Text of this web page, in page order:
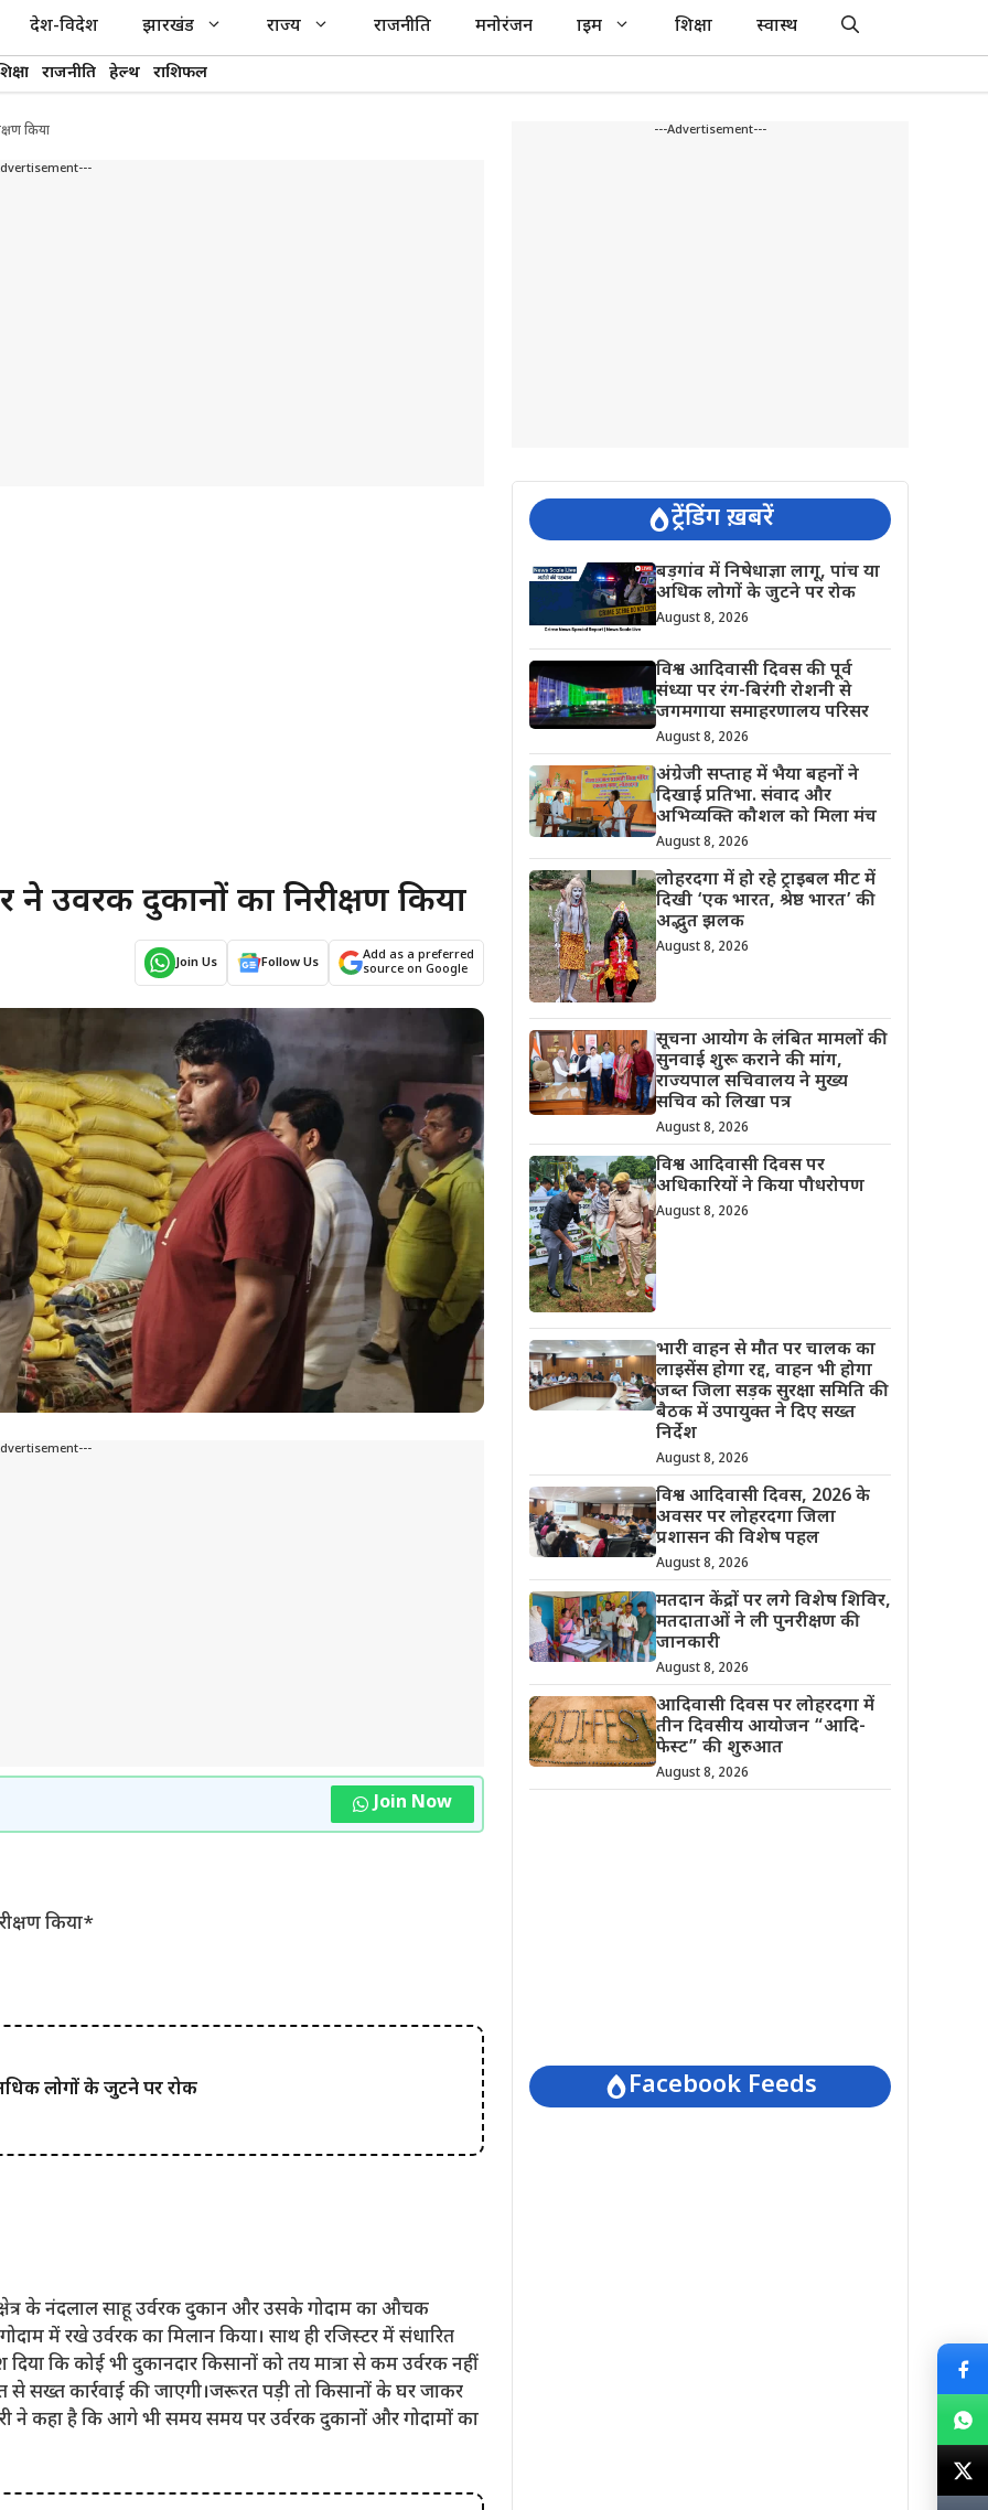
देश-विदेश झारखंड राज्य राजनीति मनोरंजन क्राइम शिक्षा स्वास्थ
राजनीति हेल्थ राशिफल
किया
उर्वरक दुकानों का निरीक्षण किया
Join Us Follow Us
Add as a preferred
source on Google
Join Now
किया*
लोगों के जुटने पर रोक
के नंदलाल साहू उर्वरक दुकान और उसके गोदाम का औचक
में रखे उर्वरक का मिलान किया। साथ ही रजिस्टर में संधारित
कि कोई भी दुकानदार किसानों को तय मात्रा से कम उर्वरक नहीं
सख्त कार्रवाई की जाएगी।जरूरत पड़ी तो किसानों के घर जाकर
ने कहा है कि आगे भी समय समय पर उर्वरक दुकानों और गोदामों का
---Advertisement---
ट्रेंडिंग ख़बरें
बड़गांव में निषेधाज्ञा लागू, पांच या
अधिक लोगों के जुटने पर रोक
August 8, 2026
विश्व आदिवासी दिवस की पूर्व
संध्या पर रंग-बिरंगी रोशनी से
जगमगाया समाहरणालय परिसर
August 8, 2026
अंग्रेजी सप्ताह में भैया बहनों ने
दिखाई प्रतिभा. संवाद और
अभिव्यक्ति कौशल को मिला मंच
August 8, 2026
लोहरदगा में हो रहे ट्राइबल मीट में
दिखी ‘एक भारत, श्रेष्ठ भारत’ की
अद्भुत झलक
August 8, 2026
सूचना आयोग के लंबित मामलों की
सुनवाई शुरू कराने की मांग,
राज्यपाल सचिवालय ने मुख्य
सचिव को लिखा पत्र
August 8, 2026
विश्व आदिवासी दिवस पर
अधिकारियों ने किया पौधरोपण
August 8, 2026
भारी वाहन से मौत पर चालक का
लाइसेंस होगा रद्द, वाहन भी होगा
जब्त जिला सड़क सुरक्षा समिति की
बैठक में उपायुक्त ने दिए सख्त
निर्देश
August 8, 2026
विश्व आदिवासी दिवस, 2026 के
अवसर पर लोहरदगा जिला
प्रशासन की विशेष पहल
August 8, 2026
मतदान केंद्रों पर लगे विशेष शिविर,
मतदाताओं ने ली पुनरीक्षण की
जानकारी
August 8, 2026
आदिवासी दिवस पर लोहरदगा में
तीन दिवसीय आयोजन “आदि-
फेस्ट” की शुरुआत
August 8, 2026
Facebook Feeds